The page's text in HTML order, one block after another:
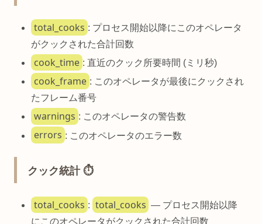
total_cooks : プロセス開始以降にこのオペレータ
がクックされた合計回数
cook_time : 直近のクック所要時間 (ミリ秒)
cook_frame : このオペレータが最後にクックされ
たフレーム番号
warnings : このオペレータの警告数
errors : このオペレータのエラー数
クック統計 ⏱️
total_cooks : total_cooks — プロセス開始以降
にこのオペレータがクックされた合計回数